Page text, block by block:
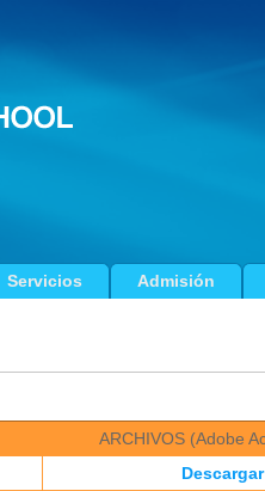
Servicios Admisión
ARCHIVOS (Adobe
Descargar